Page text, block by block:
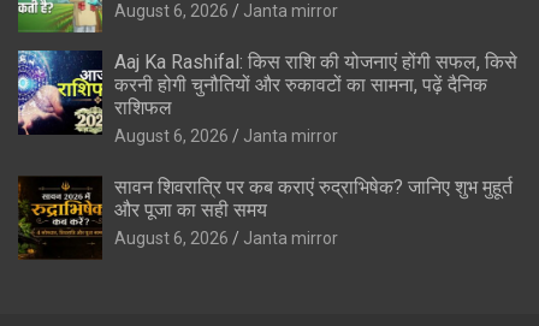
August 6, 2026 Janta mirror
Aaj Ka Rashifal: किस राशि की योजनाएं होंगी सफल, किसे
करनी होगी चुनौतियों और रुकावटों का सामना, पढ़ें दैनिक
राशिफल
August 6, 2026 Janta mirror
सावन शिवरात्रि पर कब कराएं रुद्राभिषेक? जानिए शुभ मुहूर्त
और पूजा का सही समय
August 6, 2026 Janta mirror